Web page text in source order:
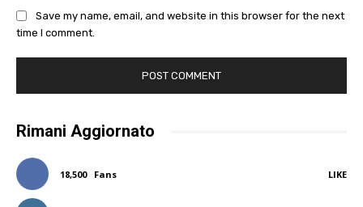
Save my name, email, and website in this browser for the next
time I comment.
Rimani Aggiornato
18,500 Fans LIKE